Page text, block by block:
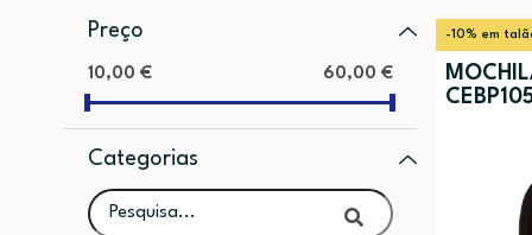
Preço
10,00 € 60,00 €
Categorias
-10% em